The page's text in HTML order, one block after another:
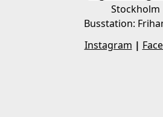
Stockholm
Busstation:
Instagram |